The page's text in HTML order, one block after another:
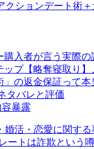
ションデート術
入者が言う実際の
プ【略奪寝取り
の返金保証って本
タバレと評価
暴露
婚活・恋愛に関する
トは詐欺という